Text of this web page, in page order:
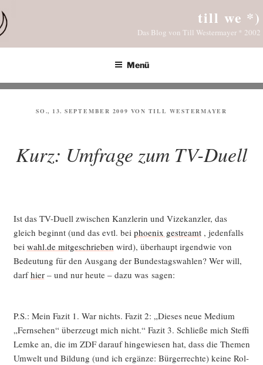
Inhalt
springen
till we *)
Das Blog von Till Westermayer * 2002
Menü
VERÖFFENTLICHT
SO., 13. SEPTEMBER 2009 VON TILL WESTERMAYER
Kurz: Umfrage zum TV-Duell
Ist das TV-Duell zwi­schen Kanz­le­rin und Vize­kanz­ler, das
gleich beginnt (und das evtl. bei phoe­nix gestreamt, jeden­falls
bei wahl.de mit­ge­schrie­ben wird), über­haupt irgend­wie von
Bedeu­tung für den Aus­gang der Bun­des­tags­wah­len? Wer will,
darfhier– und nur heu­te – dazu was sagen:
P.S.: Mein Fazit 1. War nichts. Fazit 2: „Die­ses neue Medi­um
„Fern­se­hen“ über­zeugt mich nicht.“ Fazit 3. Schlie­ße mich Stef­fi
Lem­ke an, die im ZDF dar­auf hin­ge­wie­sen hat, dass die The­men
Umwelt und Bil­dung (und ich ergän­ze: Bür­ger­rech­te) kei­ne Rol­